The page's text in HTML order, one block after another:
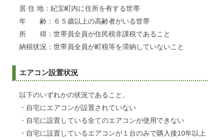
居 住 地：紀宝町内に住所を有する世帯
年 齢：６５歳以上の高齢者がいる世帯
所 得：世帯員全員が住民税非課税であること
納税状況：世帯員全員が町税等を滞納していないこと
エアコン設置状況
以下のいずれかの状況であること。
・自宅にエアコンが設置されていない
・自宅に設置している全てのエアコンが使用できない
・自宅に設置しているエアコンが１台のみで購入後10年以上